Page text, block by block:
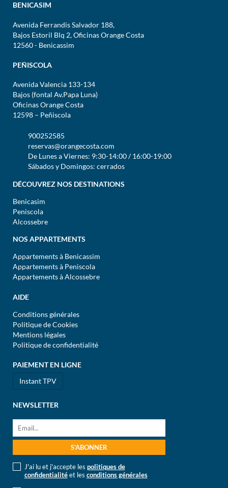
BENICASIM
Avenida Ferrandis Salvador 188,
Bajos Estoril Blq 2, Oficinas Orange Costa
12560 - Benicassim
PEÑISCOLA
Avenida Valencia 133-134
Bajos (fontal Av.Papa Luna)
Oficinas Orange Costa
12598 – Peñiscola
900252585
reservas@orangecosta.com
De Lunes a Viernes: 9:30-14:00 / 16:00-19:00
Sábados y Domingos: cerrados
DÉCOUVREZ NOS DESTINATIONS
Benicasim
Peniscola
Alcossebre
NOS APPARTEMENTS
Appartements à Benicassim
Appartements à Peniscola
Appartements à Alcossebre
AIDE
Conditions générales
Politique de Cookies
Mentions légales
Politique de confidentialité
PAIEMENT EN LIGNE
Instant TPV
NEWSLETTER
J'ai lu et j'accepte les politiques de
confidentialitéet les conditions générales